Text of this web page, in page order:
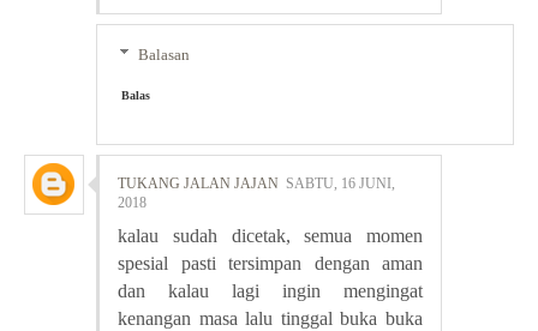
Balasan
Balas
TUKANG JALAN JAJAN SABTU, 16 JUNI,
2018
kalau sudah dicetak, semua momen
spesial pasti tersimpan dengan aman
dan kalau lagi ingin mengingat
kenangan masa lalu tinggal buka buka